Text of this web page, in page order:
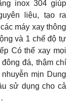
inox 304 giúp
liệu, tạo ra
máy xay thông
và 1 chế độ tự
Có thể xay mọi
đá, thậm chí
mịn Dung
sử dụng cho cả